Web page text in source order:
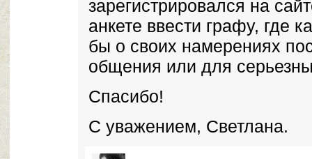
зарегистрировался на
анкете ввести графу, где
бы о своих намерениях
общения или для
Спасибо!
С уважением, Светлана.